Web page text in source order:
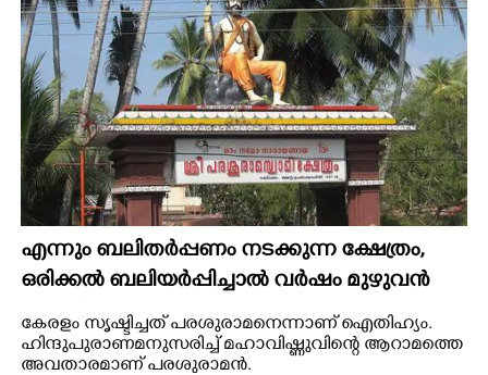
OPINION
PHOTOS
LIFESTYLE
ART
എന്നും ബലിതർപ്പണം നടക്കുന്ന ക്ഷേത്രം,​
ഒരിക്കൽ ബലിയർപ്പിച്ചാൽ വർഷം മുഴുവൻ
അർപ്പിച്ച പുണ്യം
കേരളം സൃഷ്ടിച്ചത് പരശുരാമനെന്നാണ് ഐതിഹ്യം.
ഹിന്ദുപുരാണമനുസരിച്ച് മഹാവിഷ്ണുവിന്റെ ആറാമത്തെ
അവതാരമാണ് പരശുരാമൻ.